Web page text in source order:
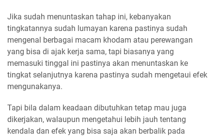
Jika sudah menuntaskan tahap ini, kebanyakan
tingkatannya sudah lumayan karena pastinya sudah
mengenal berbagai macam khodam atau perewangan
yang bisa di ajak kerja sama, tapi biasanya yang
memasuki tinggal ini pastinya akan menuntaskan ke
tingkat selanjutnya karena pastinya sudah mengetaui efek
mengunakanya.
Tapi bila dalam keadaan dibutuhkan tetap mau juga
dikerjakan, walaupun mengetahui lebih jauh tentang
kendala dan efek yang bisa saja akan berbalik pada